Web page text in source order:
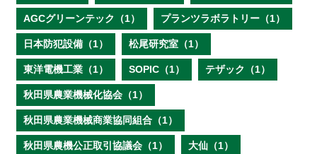
AGCグリーンテック（1） プランツラボラトリー（1）
日本防犯設備（1） 松尾研究室（1）
東洋電機工業（1） SOPIC（1） テザック（1）
秋田県農業機械化協会（1）
秋田県農業機械商業協同組合（1）
秋田県農機公正取引協議会（1） 大仙（1）